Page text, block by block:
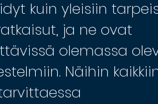
kuin yleisiin
ja ne ovat
olemassa
Näihin